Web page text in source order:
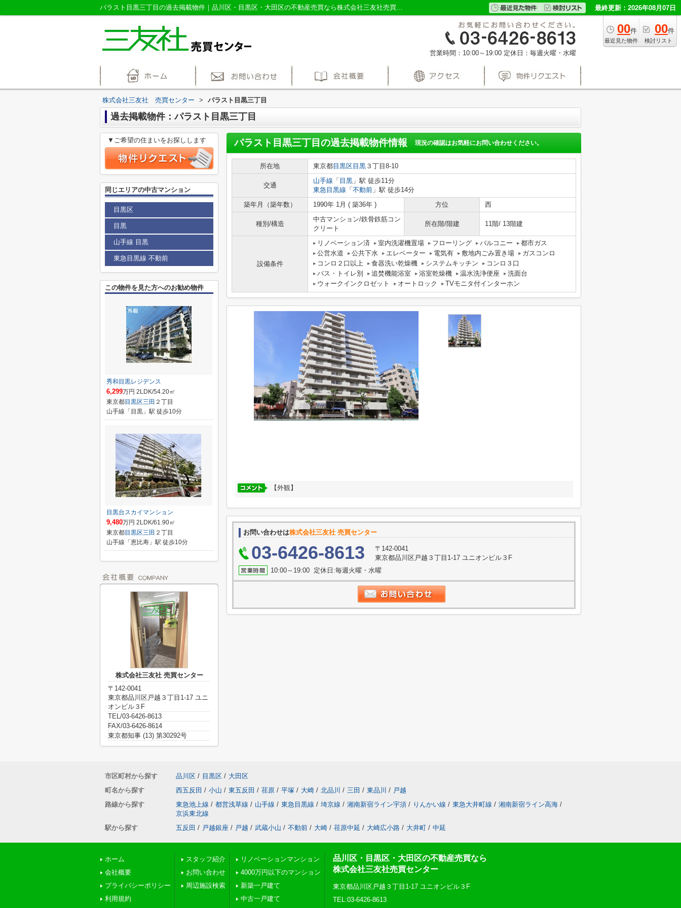
パラスト目黒三丁目の過去掲載物件｜品川区・目黒区・大田区の不動産売買なら株式会社三友社売買センター 最終更新：2026年08月07日
00件
最近見た物件
00件
検討リスト
営業時間：10:00～19:00 定休日：毎週火曜・水曜
株式会社三友社 売買センター > パラスト目黒三丁目
過去掲載物件：パラスト目黒三丁目
パラスト目黒三丁目 の過去掲載物件情報 現況の確認はお気軽にお問い合わせください。
所在地 東京都目黒区目黒 ３丁目8-10
交通
山手線 「 目黒 」駅 徒歩11分
東急目黒線 「 不動前 」駅 徒歩14分
築年月（築年数）
1990年 1月 ( 築36年 ) 方位 西
種別/構造
中古マンション/鉄骨鉄筋コン
クリート
所在階/階建 11階/ 13階建
設備条件
リノベーション済 室内洗濯機置場 フローリング バルコニー
都市ガス
公営水道
公共下水 エレベーター 電気有 敷地内ごみ置き場
ガスコンロ
コンロ２口以上
食器洗い乾燥機 システムキッチン
コンロ３口
バス・トイレ別
追焚機能浴室 浴室乾燥機 温水洗浄便座
洗面台
ウォークインクロゼット
オートロック TVモニタ付インターホン
【外観】
お問い合わせは株式会社三友社 売買センター
03-6426-8613
〒142-0041
東京都品川区戸越３丁目1-17 ユニオンビル３F
10:00～19:00 定休日:毎週火曜・水曜
▼ご希望の住まいをお探しします
同じエリアの中古マンション
目黒区
目黒
山手線 目黒
東急目黒線 不動前
この物件を見た方へのお勧め物件
秀和目黒レジデンス
6,299万円 2LDK/54.20㎡
東京都目黒区三田 ２丁目
山手線「目黒」駅 徒歩10分
目黒台スカイマンション
9,480万円 2LDK/61.90㎡
東京都目黒区三田 ２丁目
山手線「恵比寿」駅 徒歩10分
株式会社三友社 売買センター
〒142-0041
東京都品川区戸越３丁目1-17 ユニ
オンビル３F
TEL/03-6426-8613
FAX/03-6426-8614
東京都知事 (13) 第30292号
市区町村から探す 品川区 / 目黒区 / 大田区
町名から探す
西五反田 / 小山 / 東五反田 / 荏原 / 平塚 / 大崎 / 北品川 / 三田 / 東品川 / 戸越
路線から探す
東急池上線 / 都営浅草線 / 山手線 / 東急目黒線 / 埼京線 / 湘南新宿ライン宇須 / りんかい線 / 東急大井町線 / 湘南新宿ライン高海 /
京浜東北線
駅から探す
五反田 / 戸越銀座 / 戸越 / 武蔵小山 / 不動前 / 大崎 / 荏原中延 / 大崎広小路 / 大井町 / 中延
ホーム
会社概要
プライバシーポリシー
利用規約
スタッフ紹介
お問い合わせ
周辺施設検索
リノベーションマンション
4000万円以下のマンション
新築一戸建て
中古一戸建て
品川区・目黒区・大田区の不動産売買なら
株式会社三友社売買センター
東京都品川区戸越３丁目1-17 ユニオンビル３F
TEL:03-6426-8613